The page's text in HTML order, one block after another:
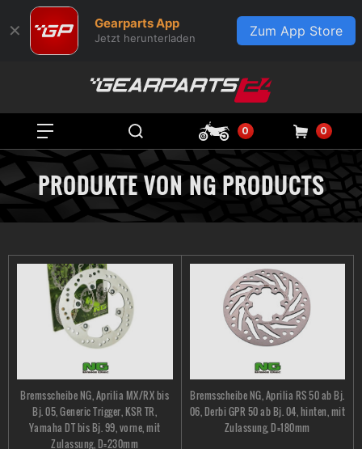
✕ Gearparts App
Jetzt herunterladen Zum App Store
0 0
PRODUKTE VON NG PRODUCTS
Bremsscheibe NG, Aprilia MX/RX bis
Bj. 05, Generic Trigger, KSR TR,
Yamaha DT bis Bj. 99, vorne, mit
Zulassung, D=230mm
Bremsscheibe NG, Aprilia RS 50 ab Bj.
06, Derbi GPR 50 ab Bj. 04, hinten, mit
Zulassung, D=180mm